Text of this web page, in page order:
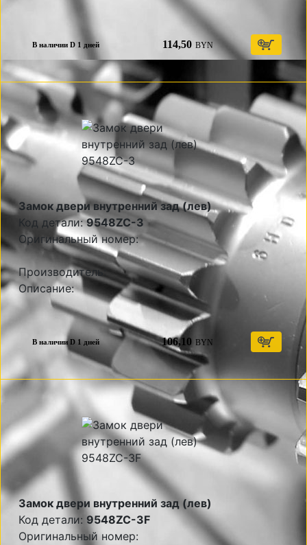
В наличии D 1 дней 114,50 BYN
Замок двери внутренний зад (лев)
Код детали:9548ZC-3
Оригинальный номер:
Производитель:
Описание:
В наличии D 1 дней 106,10 BYN
Замок двери внутренний зад (лев)
Код детали: 9548ZC-3F
Оригинальный номер: